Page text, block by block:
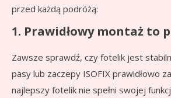
przed każdą podróżą:
1. Prawidłowy montaż to
Zawsze sprawdź, czy fotelik jest
pasy lub zaczepy ISOFIX prawidłowo
najlepszy fotelik nie spełni swojej